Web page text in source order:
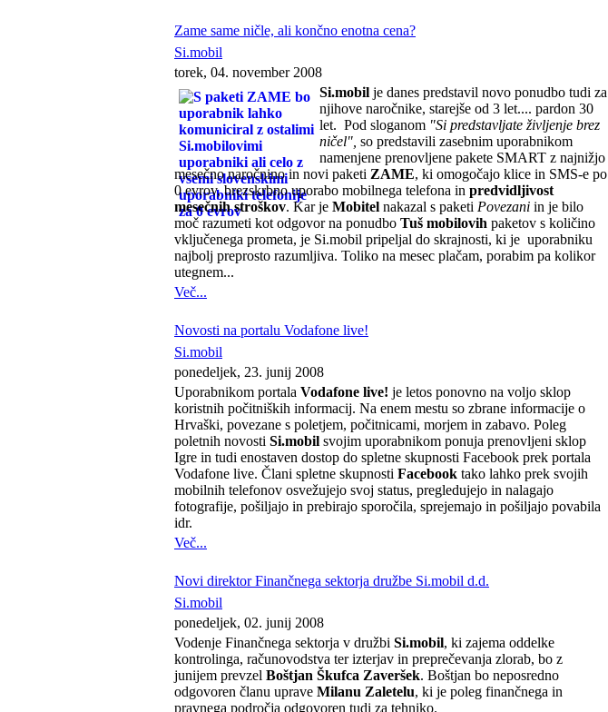
Zame same ničle, ali končno enotna cena?
Si.mobil
torek, 04. november 2008
Si.mobil je danes predstavil novo ponudbo tudi za
njihove naročnike, starejše od 3 let.... pardon 30
let. Pod sloganom "Si predstavljate življenje brez
ničel", so predstavili zasebnim uporabnikom
namenjene prenovljene pakete SMART z najnižjo
mesečno naročnino in novi paketi ZAME, ki omogočajo klice in SMS-e po
0 evrov, brezskrbno uporabo mobilnega telefona in predvidljivost
mesečnih stroškov. Kar je Mobitel nakazal s paketi Povezani in je bilo
moč razumeti kot odgovor na ponudbo Tuš mobilovih paketov s količino
vključenega prometa, je Si.mobil pripeljal do skrajnosti, ki je uporabniku
najbolj preprosto razumljiva. Toliko na mesec plačam, porabim pa kolikor
utegnem...
Več...
Novosti na portalu Vodafone live!
Si.mobil
ponedeljek, 23. junij 2008
Uporabnikom portala Vodafone live! je letos ponovno na voljo sklop
koristnih počitniških informacij. Na enem mestu so zbrane informacije o
Hrvaški, povezane s poletjem, počitnicami, morjem in zabavo. Poleg
poletnih novosti Si.mobil svojim uporabnikom ponuja prenovljeni sklop
Igre in tudi enostaven dostop do spletne skupnosti Facebook prek portala
Vodafone live. Člani spletne skupnosti Facebook tako lahko prek svojih
mobilnih telefonov osvežujejo svoj status, pregledujejo in nalagajo
fotografije, pošiljajo in prebirajo sporočila, sprejemajo in pošiljajo povabila
idr.
Več...
Novi direktor Finančnega sektorja družbe Si.mobil d.d.
Si.mobil
ponedeljek, 02. junij 2008
Vodenje Finančnega sektorja v družbi Si.mobil, ki zajema oddelke
kontrolinga, računovodstva ter izterjav in preprečevanja zlorab, bo z
junijem prevzel Boštjan Škufca Zaveršek. Boštjan bo neposredno
odgovoren članu uprave Milanu Zaletelu, ki je poleg finančnega in
pravnega področja odgovoren tudi za tehniko.